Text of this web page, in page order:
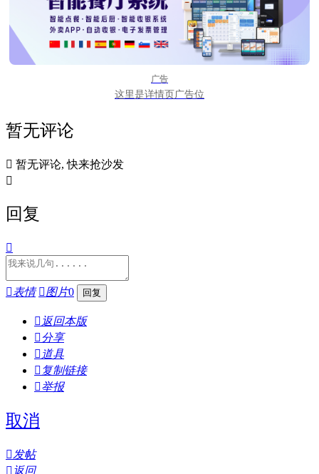
广告
这里是详情页广告位
暂无评论
 暂无评论, 快来抢沙发

回复

表情 图片0
 返回本版
分享
 道具
 复制链接
举报
取消
发帖
 返回